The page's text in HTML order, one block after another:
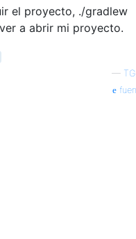
el proyecto, ./gradlew
a abrir mi proyecto.
—